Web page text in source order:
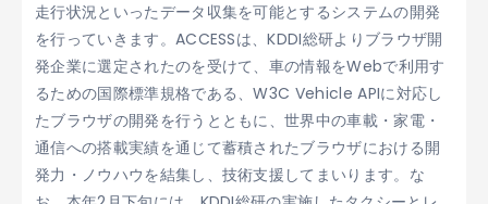
走行状況といったデータ収集を可能とするシステムの開発
を行っていきます。ACCESSは、KDDI総研よりブラウザ開
発企業に選定されたのを受けて、車の情報をWebで利用す
るための国際標準規格である、W3C Vehicle APIに対応し
たブラウザの開発を行うとともに、世界中の車載・家電・
通信への搭載実績を通じて蓄積されたブラウザにおける開
発力・ノウハウを結集し、技術支援してまいります。な